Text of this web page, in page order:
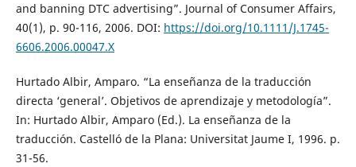
and banning DTC advertising”. Journal of Consumer Affairs,
40(1), p. 90-116, 2006. DOI: https://doi.org/10.1111/J.1745-
6606.2006.00047.X
Hurtado Albir, Amparo. “La enseñanza de la traducción
directa ‘general’. Objetivos de aprendizaje y metodología”.
In: Hurtado Albir, Amparo (Ed.). La enseñanza de la
traducción. Castelló de la Plana: Universitat Jaume I, 1996. p.
31-56.